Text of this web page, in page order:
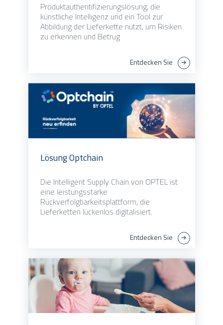
Produktauthentifizierungslösung, die
künstliche Intelligenz und ein Tool zur
Abbildung der Lieferkette nutzt, um Risiken
zu erkennen und Betrug
Entdecken Sie
Lösung Optchain
Die Intelligent Supply Chain von OPTEL ist
eine leistungsstarke
Rückverfolgbarkeitsplattform, die
Lieferketten lückenlos digitalisiert.
Entdecken Sie